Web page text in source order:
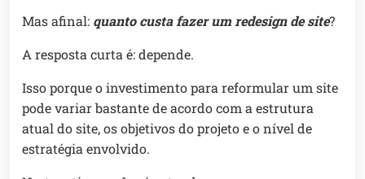
Mas afinal: quanto custa fazer um redesign de site?
A resposta curta é: depende.
Isso porque o investimento para reformular um site
pode variar bastante de acordo com a estrutura
atual do site, os objetivos do projeto e o nível de
estratégia envolvido.